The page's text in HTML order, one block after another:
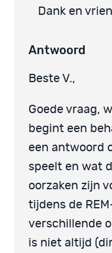
Dank en
Antwoord
Beste V.,
Goede vraag,
begint een
een antwoord
speelt en wat
oorzaken zijn
tijdens de
verschillende
is niet altijd